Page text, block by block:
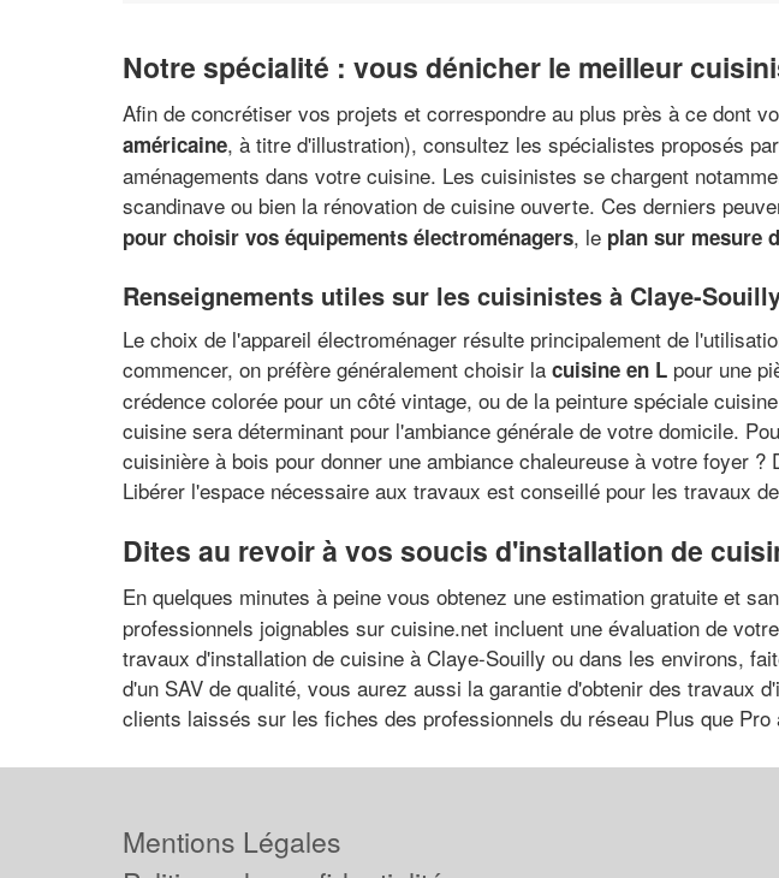
Notre spécialité : vous dénicher le meilleur
Afin de concrétiser vos projets et correspondre au plus près à ce dont
américaine, à titre d'illustration), consultez les spécialistes proposés
aménagements dans votre cuisine. Les cuisinistes se chargent
scandinave ou bien la rénovation de cuisine ouverte. Ces derniers
pour choisir vos équipements électroménagers, le plan sur mesure
Renseignements utiles sur les cuisinistes à Claye-
Le choix de l'appareil électroménager résulte principalement de
commencer, on préfère généralement choisir la cuisine en L pour une
crédence colorée pour un côté vintage, ou de la peinture spéciale
cuisine sera déterminant pour l'ambiance générale de votre domicile.
cuisinière à bois pour donner une ambiance chaleureuse à votre foyer
Libérer l'espace nécessaire aux travaux est conseillé pour les travaux
Dites au revoir à vos soucis d'installation de
En quelques minutes à peine vous obtenez une estimation gratuite et
professionnels joignables sur cuisine.net incluent une évaluation de
travaux d'installation de cuisine à Claye-Souilly ou dans les environs,
d'un SAV de qualité, vous aurez aussi la garantie d'obtenir des travaux
clients laissés sur les fiches des professionnels du réseau Plus que Pro
Mentions Légales